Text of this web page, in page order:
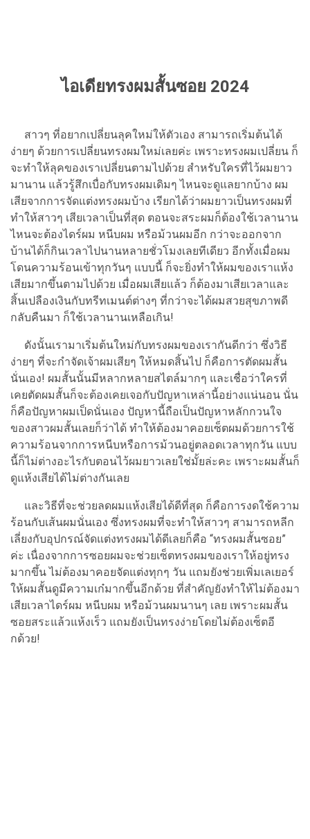
ไอเดียทรงผมสั้นซอย 2024
สาวๆ ที่อยากเปลี่ยนลุคใหม่ให้ตัวเอง สามารถเริ่มต้นได้
ง่ายๆ ด้วยการเปลี่ยนทรงผมใหม่เลยค่ะ เพราะทรงผมเปลี่ยน ก็
จะทำให้ลุคของเราเปลี่ยนตามไปด้วย สำหรับใครที่ไว้ผมยาว
มานาน แล้วรู้สึกเบื่อกับทรงผมเดิมๆ ไหนจะดูแลยากบ้าง ผม
เสียจากการจัดแต่งทรงผมบ้าง เรียกได้ว่าผมยาวเป็นทรงผมที่
ทำให้สาวๆ เสียเวลาเป็นที่สุด ตอนจะสระผมก็ต้องใช้เวลานาน
ไหนจะต้องไดร์ผม หนีบผม หรือม้วนผมอีก กว่าจะออกจาก
บ้านได้ก็กินเวลาไปนานหลายชั่วโมงเลยทีเดียว อีกทั้งเมื่อผม
โดนความร้อนเข้าทุกวันๆ แบบนี้ ก็จะยิ่งทำให้ผมของเราแห้ง
เสียมากขึ้นตามไปด้วย เมื่อผมเสียแล้ว ก็ต้องมาเสียเวลาและ
สิ้นเปลืองเงินกับทรีทเมนต์ต่างๆ ที่กว่าจะได้ผมสวยสุขภาพดี
กลับคืนมา ก็ใช้เวลานานเหลือเกิน!
ดังนั้นเรามาเริ่มต้นใหม่กับทรงผมของเรากันดีกว่า ซึ่งวิธี
ง่ายๆ ที่จะกำจัดเจ้าผมเสียๆ ให้หมดสิ้นไป ก็คือการตัดผมสั้น
นั่นเอง! ผมสั้นนั้นมีหลากหลายสไตล์มากๆ และเชื่อว่าใครที่
เคยตัดผมสั้นก็จะต้องเคยเจอกับปัญหาเหล่านี้อย่างแน่นอน นั่น
ก็คือปัญหาผมเป็ดนั่นเอง ปัญหานี้ถือเป็นปัญหาหลักกวนใจ
ของสาวผมสั้นเลยก็ว่าได้ ทำให้ต้องมาคอยเซ็ตผมด้วยการใช้
ความร้อนจากการหนีบหรือการม้วนอยู่ตลอดเวลาทุกวัน แบบ
นี้ก็ไม่ต่างอะไรกับตอนไว้ผมยาวเลยใช่มั้ยล่ะคะ เพราะผมสั้นก็
ดูแห้งเสียได้ไม่ต่างกันเลย
และวิธีที่จะช่วยลดผมแห้งเสียได้ดีที่สุด ก็คือการงดใช้ความ
ร้อนกับเส้นผมนั่นเอง ซึ่งทรงผมที่จะทำให้สาวๆ สามารถหลีก
เลี่ยงกับอุปกรณ์จัดแต่งทรงผมได้ดีเลยก็คือ “ทรงผมสั้นซอย”
ค่ะ เนื่องจากการซอยผมจะช่วยเซ็ตทรงผมของเราให้อยู่ทรง
มากขึ้น ไม่ต้องมาคอยจัดแต่งทุกๆ วัน แถมยังช่วยเพิ่มเลเยอร์
ให้ผมสั้นดูมีความเก๋มากขึ้นอีกด้วย ที่สำคัญยังทำให้ไม่ต้องมา
เสียเวลาไดร์ผม หนีบผม หรือม้วนผมนานๆ เลย เพราะผมสั้น
ซอยสระแล้วแห้งเร็ว แถมยังเป็นทรงง่ายโดยไม่ต้องเซ็ตอี
กด้วย!